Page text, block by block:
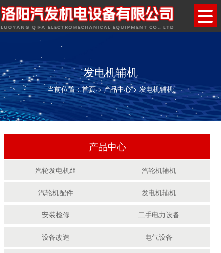
发电机辅机
当前位置：首页>产品中心> 发电机辅机
产品中心
汽轮发电机组 汽轮机辅机
汽轮机配件 发电机辅机
安装检修 二手电力设备
设备改造 电气设备